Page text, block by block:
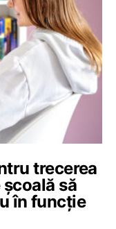
trecerea
să
în funcție